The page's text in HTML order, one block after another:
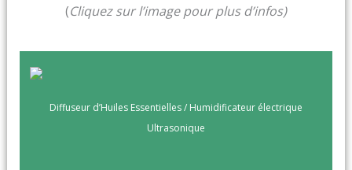
(Cliquez sur l’image pour plus d’infos)
Diffuseur d’Huiles Essentielles / Humidificateur électrique
Ultrasonique